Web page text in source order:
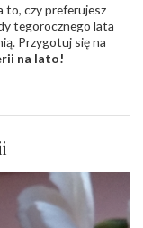
to, czy preferujesz
tegorocznego lata
Przygotuj się na
na lato!